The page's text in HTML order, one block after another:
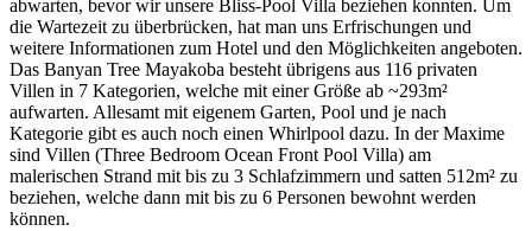
abwarten, bevor wir unsere Bliss-Pool Villa beziehen konnten. Um
die Wartezeit zu überbrücken, hat man uns Erfrischungen und
weitere Informationen zum Hotel und den Möglichkeiten angeboten.
Das Banyan Tree Mayakoba besteht übrigens aus 116 privaten
Villen in 7 Kategorien, welche mit einer Größe ab ~293m²
aufwarten. Allesamt mit eigenem Garten, Pool und je nach
Kategorie gibt es auch noch einen Whirlpool dazu. In der Maxime
sind Villen (Three Bedroom Ocean Front Pool Villa) am
malerischen Strand mit bis zu 3 Schlafzimmern und satten 512m² zu
beziehen, welche dann mit bis zu 6 Personen bewohnt werden
können.